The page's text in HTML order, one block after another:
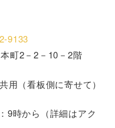
9133
町2－2－10－2階
（看板側に寄せて）
時から（詳細はアク